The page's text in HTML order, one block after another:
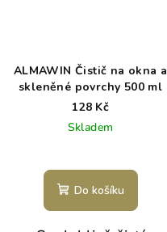
ALMAWIN Čistič na okna a
skleněné povrchy 500 ml
128 Kč
Skladem
Do košíku